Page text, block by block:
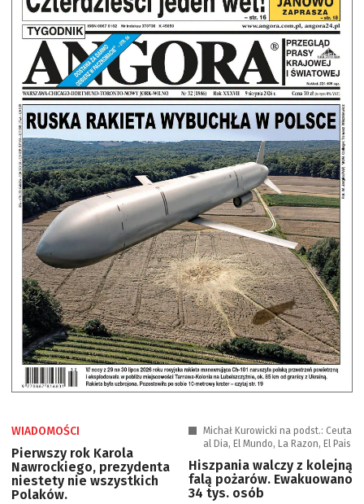
WIADOMOŚCI
Pierwszy rok Karola
Nawrockiego, prezydenta
niestety nie wszystkich
Polaków.
Michał Kurowicki na podst.: Ceuta
al Dia, El Mundo, La Razon, El Pais
Hiszpania walczy z kolejną
falą pożarów. Ewakuowano
34 tys. osób